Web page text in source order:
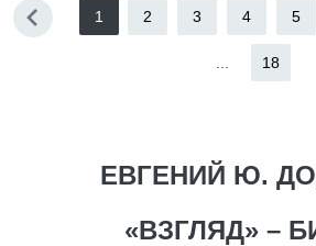
1 2 3 4 5
18
ЕВГЕНИЙ Ю.
«ВЗГЛЯД» –